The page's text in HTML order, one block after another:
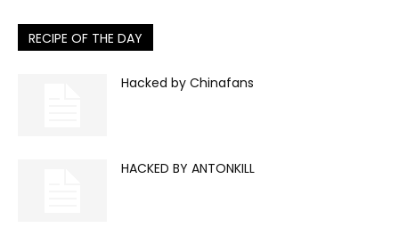
RECIPE OF THE DAY
Hacked by Chinafans
HACKED BY ANTONKILL